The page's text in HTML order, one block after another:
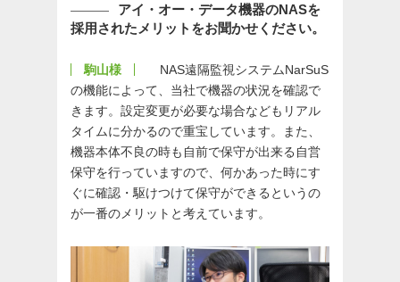
アイ・オー・データ機器のNASを
採用されたメリットをお聞かせください。
駒山様
NAS遠隔監視システムNarSuS
の機能によって、当社で機器の状況を確認で
きます。設定変更が必要な場合などもリアル
タイムに分かるので重宝しています。また、
機器本体不良の時も自前で保守が出来る自営
保守を行っていますので、何かあった時にす
ぐに確認・駆けつけて保守ができるというの
が一番のメリットと考えています。